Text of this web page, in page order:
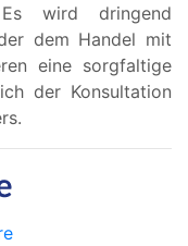
wird dringend
dem Handel mit
eine sorgfaltige
der Konsultation